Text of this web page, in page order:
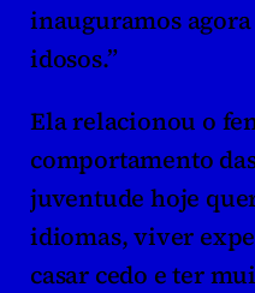
inauguramos
idosos.”
Ela relacionou o
comportamento
juventude hoje
idiomas, viver
casar cedo e ter